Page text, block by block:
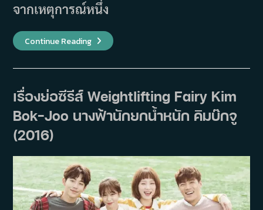
จากเหตุการณ์หนึ่ง
Continue Readingเรื่อง
ย่อ
รีส์
Heart
(2015)
เรื่องย่อซีรีส์ Weightlifting Fairy Kim
Bok-Joo นางฟ้านักยกน้ำหนัก คิมบ๊กจู
(2016)